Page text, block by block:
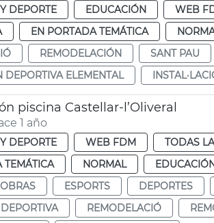
DEPORTE EDUCACIÓN WEB
EN PORTADA TEMÁTICA
REMODELACIÓN SANT PAU
DEPORTIVA ELEMENTAL
piscina Castellar-l’Oliveral
1 año
DEPORTE WEB FDM TODAS
TEMÁTICA
NORMAL
OBRAS ESPORTS DEPORTES
REMODELACIÓ